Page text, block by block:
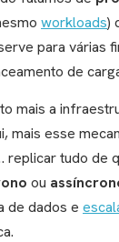
workloads)
para várias
de
mais a
mais esse
replicar tudo de
ou
de dados e